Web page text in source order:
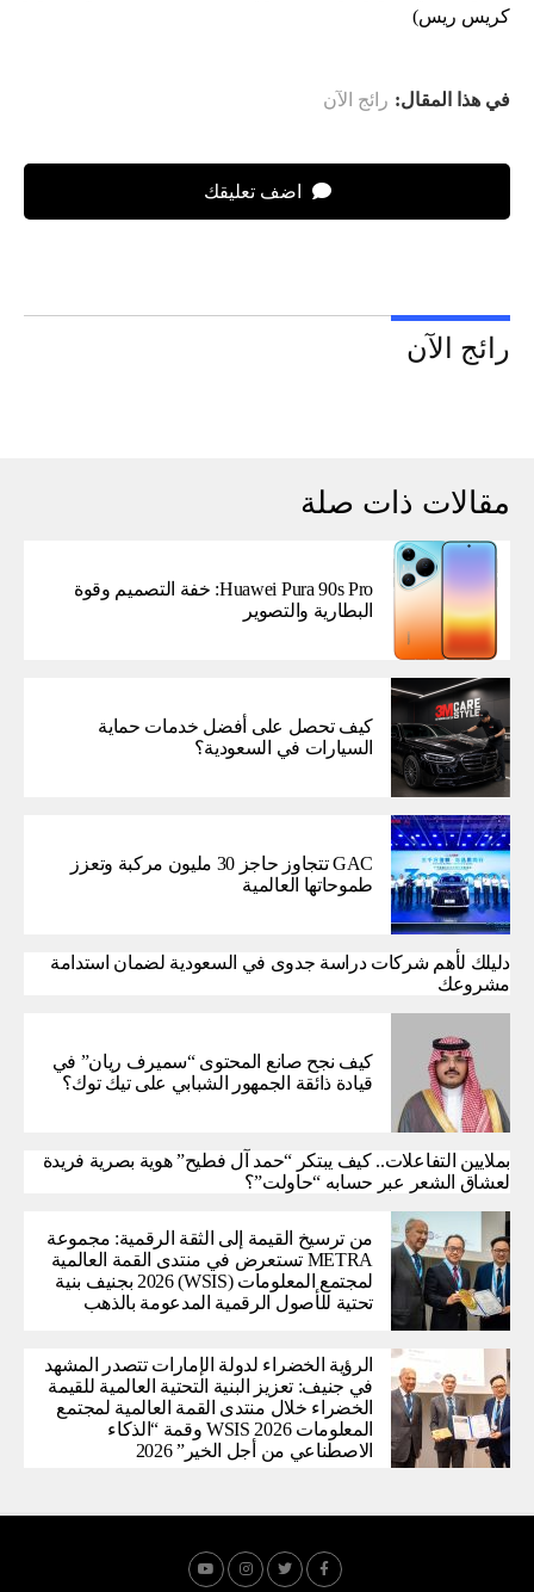
كريس ريس)
في هذا المقال: رائج الآن
اضف تعليقك
رائج الآن
مقالات ذات صلة
Huawei Pura 90s Pro: خفة التصميم وقوة
البطارية والتصوير
كيف تحصل على أفضل خدمات حماية
السيارات في السعودية؟
GAC تتجاوز حاجز 30 مليون مركبة وتعزز
طموحاتها العالمية
دليلك لأهم شركات دراسة جدوى في السعودية لضمان استدامة
مشروعك
كيف نجح صانع المحتوى “سميرف ريان” في
قيادة ذائقة الجمهور الشبابي على تيك توك؟
بملايين التفاعلات.. كيف يبتكر “حمد آل فطيح” هوية بصرية فريدة
لعشاق الشعر عبر حسابه “حاولت”؟
من ترسيخ القيمة إلى الثقة الرقمية: مجموعة
METRA تستعرض في منتدى القمة العالمية
لمجتمع المعلومات (WSIS) 2026 بجنيف بنية
تحتية للأصول الرقمية المدعومة بالذهب
الرؤية الخضراء لدولة الإمارات تتصدر المشهد
في جنيف: تعزيز البنية التحتية العالمية للقيمة
الخضراء خلال منتدى القمة العالمية لمجتمع
المعلومات WSIS 2026 وقمة “الذكاء
الاصطناعي من أجل الخير” 2026